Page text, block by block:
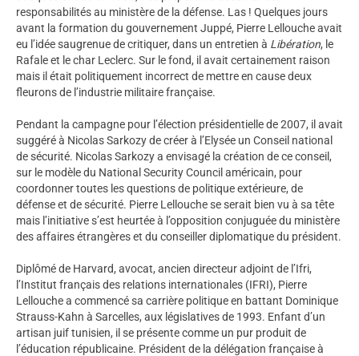
responsabilités au ministère de la défense. Las ! Quelques jours
avant la formation du gouvernement Juppé, Pierre Lellouche avait
eu l’idée saugrenue de critiquer, dans un entretien à Libération, le
Rafale et le char Leclerc. Sur le fond, il avait certainement raison
mais il était politiquement incorrect de mettre en cause deux
fleurons de l’industrie militaire française.
Pendant la campagne pour l’élection présidentielle de 2007, il avait
suggéré à Nicolas Sarkozy de créer à l’Elysée un Conseil national
de sécurité. Nicolas Sarkozy a envisagé la création de ce conseil,
sur le modèle du National Security Council américain, pour
coordonner toutes les questions de politique extérieure, de
défense et de sécurité. Pierre Lellouche se serait bien vu à sa tête
mais l’initiative s’est heurtée à l’opposition conjuguée du ministère
des affaires étrangères et du conseiller diplomatique du président.
Diplômé de Harvard, avocat, ancien directeur adjoint de l’Ifri,
l’Institut français des relations internationales (IFRI), Pierre
Lellouche a commencé sa carrière politique en battant Dominique
Strauss-Kahn à Sarcelles, aux législatives de 1993. Enfant d’un
artisan juif tunisien, il se présente comme un pur produit de
l’éducation républicaine. Président de la délégation française à